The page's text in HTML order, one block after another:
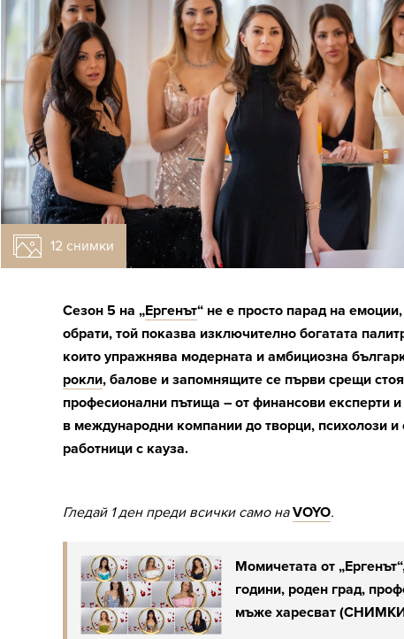
12 снимки
Сезон 5 на „Ергенът“ не е просто парад на
обрати, той показва изключително богатата
които упражнява модерната и амбициозна
рокли, балове и запомнящите се първи срещи
професионални пътища – от финансови експерти
в международни компании до творци, психолози и
работници с кауза.
Гледай 1 ден преди всички само наVOYO.
Момичетата от
години, роден град,
мъже харесват